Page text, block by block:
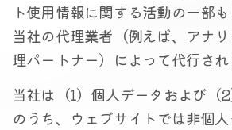
ト使用情報に関する活動の一部も
当社の代理業者（例えば、アナ
理パートナー）によって代行され
当社は（1）個人データおよび（
のうち、ウェブサイトでは非個